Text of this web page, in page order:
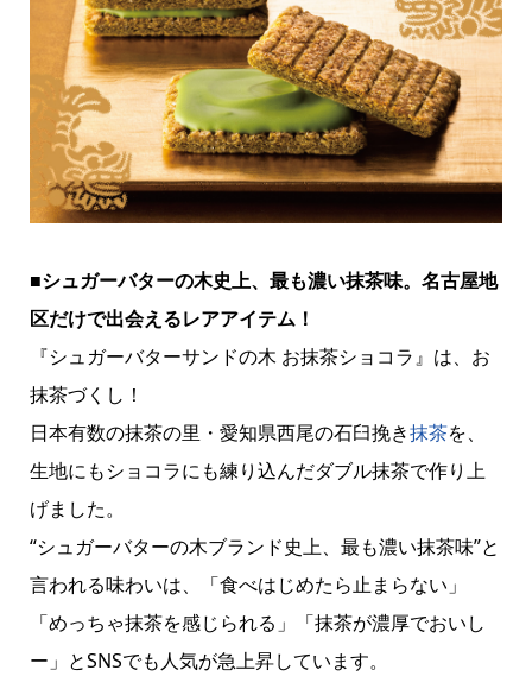
■シュガーバターの木史上、最も濃い抹茶味。名古屋地
区だけで出会えるレアアイテム！
『シュガーバターサンドの木 お抹茶ショコラ』は、お
抹茶づくし！
日本有数の抹茶の里・愛知県西尾の石臼挽き抹茶を、
生地にもショコラにも練り込んだダブル抹茶で作り上
げました。
“シュガーバターの木ブランド史上、最も濃い抹茶味”と
言われる味わいは、「食べはじめたら止まらない」
「めっちゃ抹茶を感じられる」「抹茶が濃厚でおいし
ー」とSNSでも人気が急上昇しています。